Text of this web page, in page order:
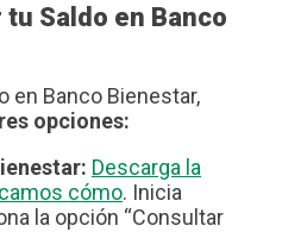
Saldo en Banco
en Banco Bienestar,
opciones:
Descarga la
cómo. Inicia
la opción “Consultar